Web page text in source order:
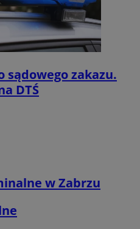
sądowego zakazu.
DTŚ
w Zabrzu